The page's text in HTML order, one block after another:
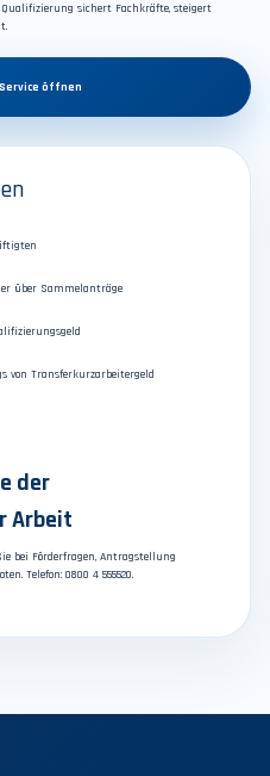
sichert Fachkräfte, steigert
öffnen
über Sammelanträge
von Transferkurzarbeitergeld
der
Arbeit
bei Förderfragen, Antragstellung
Telefon: 0800 4 555520.